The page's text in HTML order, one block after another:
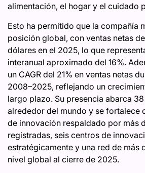
alimentación, el hogar y el cuidado
Esto ha permitido que la compañía
posición global, con ventas netas
dólares en el 2025, lo que
interanual aproximado del 16%.
un CAGR del 21% en ventas netas
2008–2025, reflejando un
largo plazo. Su presencia abarca
alrededor del mundo y se fortalece
de innovación respaldado por más
registradas, seis centros de
estratégicamente y una red de más
nivel global al cierre de 2025.